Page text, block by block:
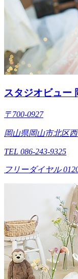
スタジオビュー
〒700-0927
岡山県岡山市北区
TEL 086-243-9325
フリーダイヤル